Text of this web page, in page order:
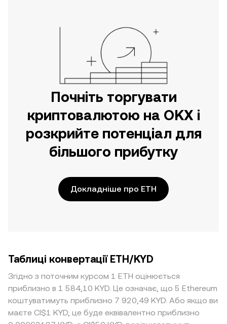
Почніть торгувати
криптовалютою на OKX і
розкрийте потенціал для
більшого прибутку
Докладніше про ETH
Таблиці конвертації ETH/KYD
Згідно з поточним курсом 1 ETH оцінюється
приблизно в 1 584,10 KYD. Це означає, що 5 Ethereum
коштуватимуть приблизно 7 920,49 KYD. Або якщо ви
маєте CI$1 KYD, це буде еквівалентно приблизно